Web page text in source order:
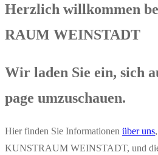
Herz­lich will­kom­men
RAUM WEINSTADT
Wir laden Sie ein, sich
page umzuschauen.
Hier fin­den Sie Infor­ma­tio­nen über uns
KUNST­RAUM WEIN­STADT, und